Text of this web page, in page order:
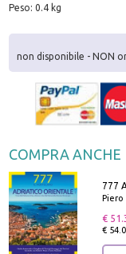
Peso: 0.4 kg
non disponibile - NON
COMPRA ANCHE
Piero
€
€